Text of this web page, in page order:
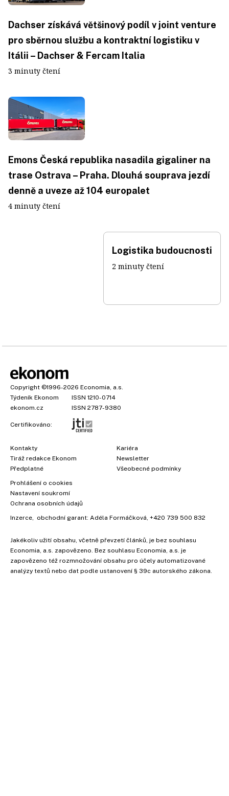
Dachser získává většinový podíl v joint venture
pro sběrnou službu a kontraktní logistiku v
Itálii – Dachser & Fercam Italia
3 minuty čtení
Emons Česká republika nasadila gigaliner na
trase Ostrava – Praha. Dlouhá souprava jezdí
denně a uveze až 104 europalet
4 minuty čtení
Logistika budoucnosti
2 minuty čtení
Copyright ©1996-2026 Economia, a.s.
Týdeník Ekonom
ISSN 1210-0714
ekonom.cz
ISSN 2787-9380
Certifikováno:
Kontakty
Tiráž redakce Ekonom
Předplatné
Kariéra
Newsletter
Všeobecné podmínky
Prohlášení o cookies
Nastavení soukromí
Ochrana osobních údajů
Inzerce , obchodní garant: Adéla Formáčková +420 739 500 832
Jakékoliv užití obsahu, včetně převzetí článků, je bez souhlasu
Economia, a.s. zapovězeno. Bez souhlasu Economia, a.s. je
zapovězeno též rozmnožování obsahu pro účely automatizované
analýzy textů nebo dat podle ustanovení § 39c autorského zákona.